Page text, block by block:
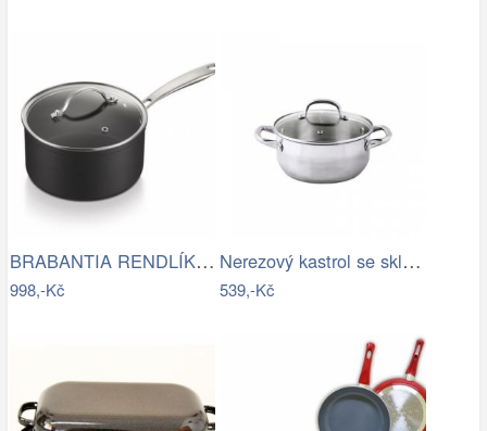
BRABANTIA RENDLÍK S POKLICÍ CHROME 18CM…
998,-Kč
Nerezový kastrol se skleněnou poklicí…
539,-Kč